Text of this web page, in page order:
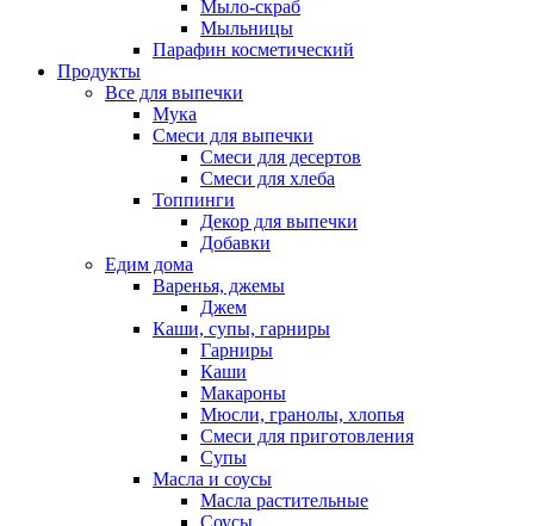
Мыло-скраб
Мыльницы
Парафин косметический
Продукты
Все для выпечки
Мука
Смеси для выпечки
Смеси для десертов
Смеси для хлеба
Топпинги
Декор для выпечки
Добавки
Едим дома
Варенья, джемы
Джем
Каши, супы, гарниры
Гарниры
Каши
Макароны
Мюсли, гранолы, хлопья
Смеси для приготовления
Супы
Масла и соусы
Масла растительные
Соусы